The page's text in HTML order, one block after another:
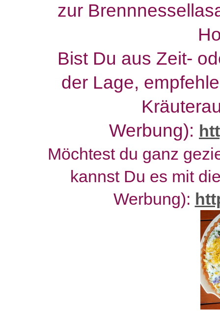
zur
Bist Du aus Zeit-
der Lage,
Werbung):
Möchtest du ganz
kannst Du es mit
Werbung):